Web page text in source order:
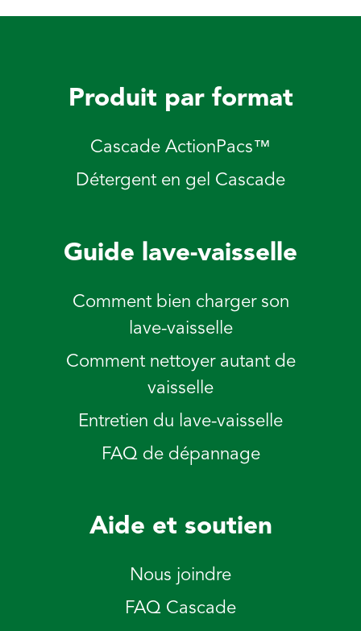
Produit par format
Cascade ActionPacs™
Détergent en gel Cascade
Guide lave-vaisselle
Comment bien charger son
lave-vaisselle
Comment nettoyer autant de
vaisselle
Entretien du lave-vaisselle
FAQ de dépannage
Aide et soutien
Nous joindre
FAQ Cascade